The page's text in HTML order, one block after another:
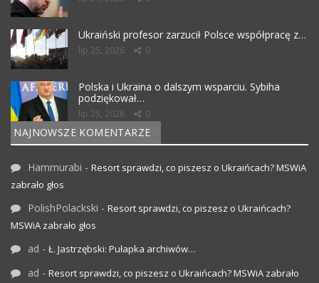
Ukraiński profesor zarzucił Polsce współpracę z…
lip 25, 2026 0
Polska i Ukraina o dalszym wsparciu. Sybiha
podziękował…
lip 25, 2026 0
NAJNOWSZE KOMENTARZE
Hammurabi - Resort sprawdzi, co piszesz o Ukraińcach? MSWiA
zabrało głos
PolishPolackski - Resort sprawdzi, co piszesz o Ukraińcach?
MSWiA zabrało głos
ad - Ł. Jastrzębski: Pułapka archiwów…
ad - Resort sprawdzi, co piszesz o Ukraińcach? MSWiA zabrało